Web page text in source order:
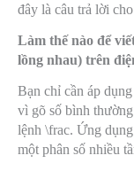
đây là câu trả lời
Làm thế nào để
lồng nhau) trên
Bạn chỉ cần áp
vì gõ số bình
lệnh \frac. Ứng
một phân số nhiều